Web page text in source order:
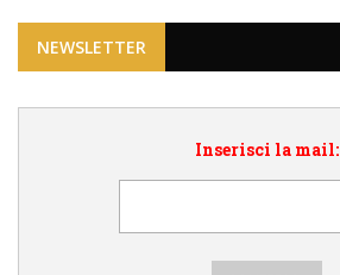
NEWSLETTER
Inserisci la mail: